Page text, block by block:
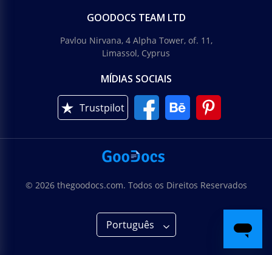
GOODOCS TEAM LTD
Pavlou Nirvana, 4 Alpha Tower, of. 11,
Limassol, Cyprus
MÍDIAS SOCIAIS
Trustpilot
© 2026 thegoodocs.com. Todos os Direitos Reservados
Português